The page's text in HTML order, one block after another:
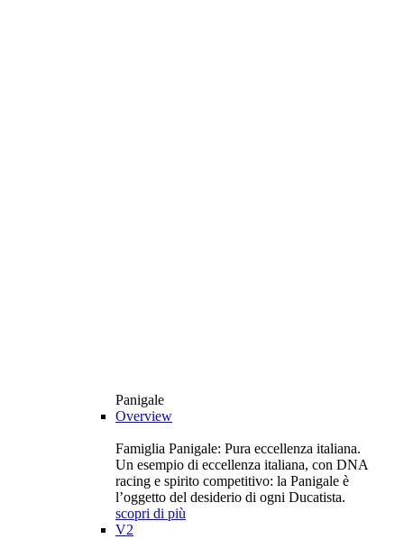
Panigale
Overview
Famiglia Panigale: Pura eccellenza italiana.
Un esempio di eccellenza italiana, con DNA
racing e spirito competitivo: la Panigale è
l’oggetto del desiderio di ogni Ducatista.
scopri di più
V2